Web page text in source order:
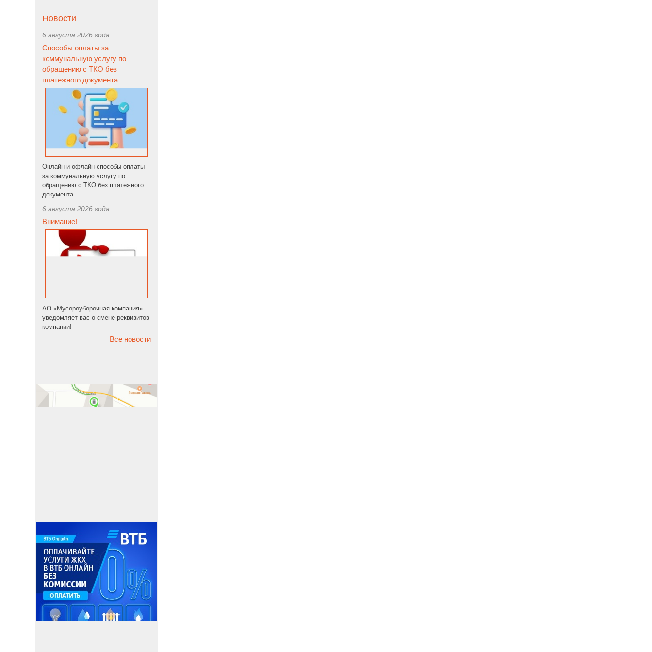
Новости
6 августа 2026 года
Способы оплаты за
коммунальную услугу по
обращению с ТКО без
платежного документа
Онлайн и офлайн-способы оплаты
за коммунальную услугу по
обращению с ТКО без платежного
документа
6 августа 2026 года
Внимание!
АО «Мусороуборочная компания»
уведомляет вас о смене реквизитов
компании!
Все новости